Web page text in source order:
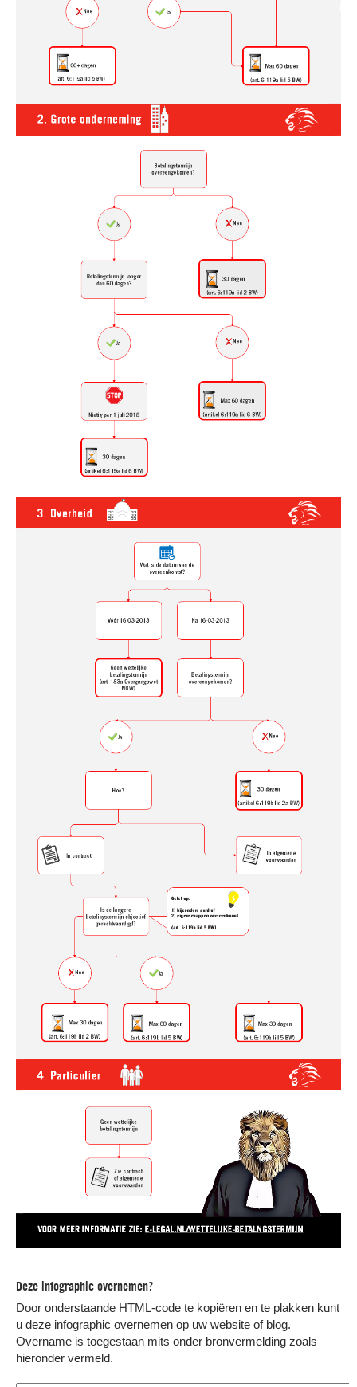
Deze infographic overnemen?
Door onderstaande HTML-code te kopiëren en te plakken kunt
u deze infographic overnemen op uw website of blog.
Overname is toegestaan mits onder bronvermelding zoals
hieronder vermeld.